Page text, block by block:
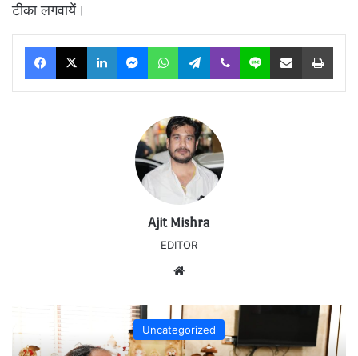
टीका लगवायें।
Facebook
X LinkedInMessengerWhatsAppTelegram
Viber Line Share via Email Print
Ajit Mishra
EDITOR
Uncategorized